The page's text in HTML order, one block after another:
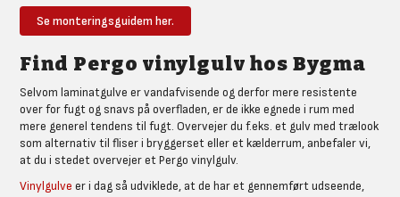
Se monteringsguidem her.
Find Pergo vinylgulv hos Bygma
Selvom laminatgulve er vandafvisende og derfor mere resistente
over for fugt og snavs på overfladen, er de ikke egnede i rum med
mere generel tendens til fugt. Overvejer du f.eks. et gulv med trælook
som alternativ til fliser i bryggerset eller et kælderrum, anbefaler vi,
at du i stedet overvejer et Pergo vinylgulv.
Vinylgulve er i dag så udviklede, at de har et gennemført udseende,